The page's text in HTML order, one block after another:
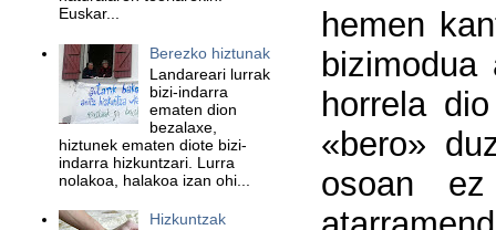
hemen
horrela
«bero»
osoan
Euskar...
Berezko hiztunak
Landareari lurrak
bizi-indarra
ematen dion
bezalaxe,
hiztunek ematen diote bizi-
indarra hizkuntzari. Lurra
nolakoa, halakoa izan ohi...
Hizkuntzak